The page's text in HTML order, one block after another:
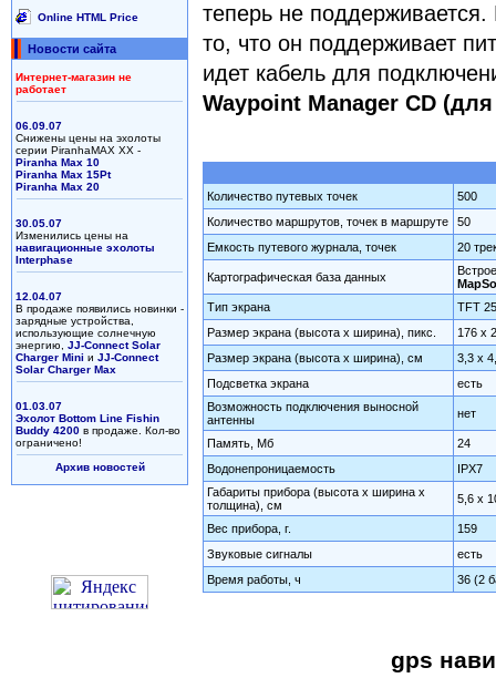
Online HTML Price
Новости сайта
Интернет-магазин не
работает
06.09.07
Снижены цены на эхолоты
серии PiranhaMAX XX -
Piranha Max 10
Piranha Max 15Pt
Piranha Max 20
30.05.07
Изменились цены на
навигационные эхолоты
Interphase
12.04.07
В продаже появились новинки -
зарядные устройства,
использующие солнечную
энергию, JJ-Connect Solar
Charger Mini и JJ-Connect
Solar Charger Max
01.03.07
Эхолот Bottom Line Fishin
Buddy 4200 в продаже. Кол-во
ограничено!
Архив новостей
теперь не
то, что он поддерживает
идет кабель для
Waypoint Manager CD
Количество путевых точек
500
Количество маршрутов, точек в маршруте
50
Емкость путевого журнала, точек
20
Картографическая база данных
Тип экрана
TFT
Размер экрана (высота х ширина), пикc.
176 х
Размер экрана (высота х ширина), см
3,3 х
Подсветка экрана
есть
Возможность подключения выносной
антенны
нет
Память, Мб
24
Водонепроницаемость
IPX7
Габариты прибора (высота х ширина х
толщина), см
5,6 х
Вес прибора, г.
159
Звуковые сигналы
есть
Время работы, ч
36 (2
gps